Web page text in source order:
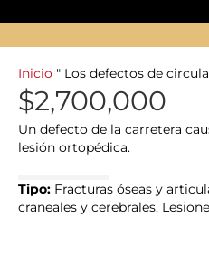
Inicio " Los defectos de
$2,700,000
Un defecto de la carretera
lesión ortopédica.
Tipo: Fracturas óseas y
craneales y cerebrales,